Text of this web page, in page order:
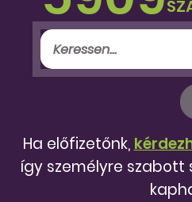
Ha előfizetőnk,
így személyre